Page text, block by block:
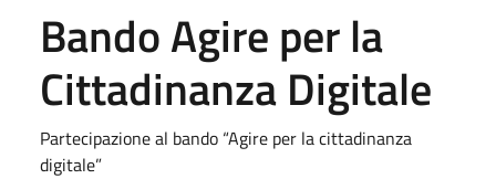
Bando Agire per la
Cittadinanza Digitale
Partecipazione al bando “Agire per la cittadinanza
digitale”